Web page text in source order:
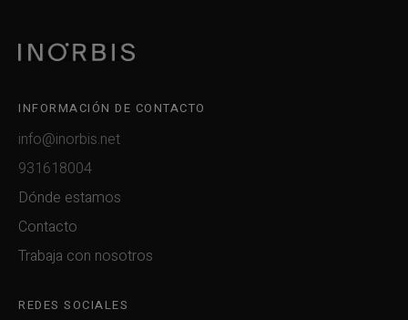
INFORMACIÓN DE CONTACTO
info@inorbis.net
931618004
Dónde estamos
Contacto
Trabaja con nosotros
REDES SOCIALES